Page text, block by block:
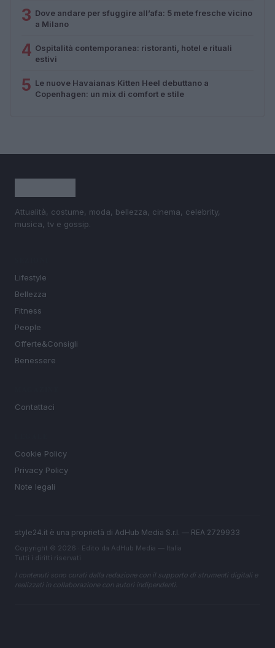
3 Dove andare per sfuggire all’afa: 5 mete fresche vicino
a Milano
4 Ospitalità contemporanea: ristoranti, hotel e rituali
estivi
5 Le nuove Havaianas Kitten Heel debuttano a
Copenhagen: un mix di comfort e stile
Attualità, costume, moda, bellezza, cinema, celebrity,
musica, tv e gossip.
Lifestyle
Bellezza
Fitness
People
Offerte&Consigli
Benessere
Contattaci
Cookie Policy
Privacy Policy
Note legali
style24.it è una proprietà di AdHub Media S.r.l. — REA 2729933
Copyright © 2026 · Edito da AdHub Media — Italia
Tutti i diritti riservati
I contenuti sono curati dalla redazione con il supporto di strumenti digitali e
realizzati in collaborazione con autori indipendenti.